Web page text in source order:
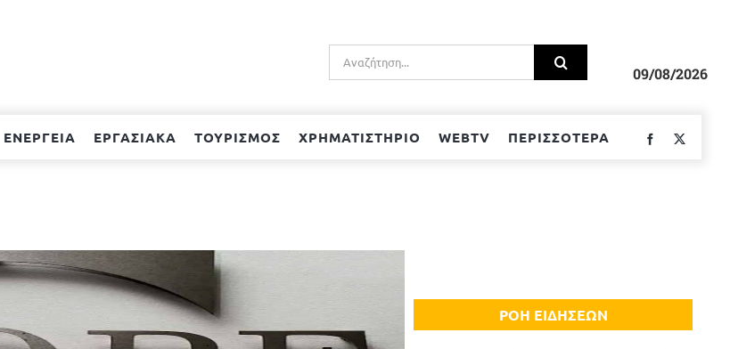
Αναζήτηση
για:
09/08/2026
ΕΝΕΡΓΕΙΑ ΕΡΓΑΣΙΑΚΑ ΤΟΥΡΙΣΜΟΣ ΧΡΗΜΑΤΙΣΤΗΡΙΟ WEBTV ΠΕΡΙΣΣΟΤΕΡΑ Facebook
ΡΟΗ ΕΙΔΗΣΕΩΝ